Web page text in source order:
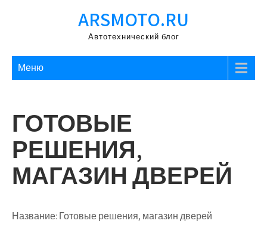
ARSMOTO.RU
Автотехнический блог
Меню
ГОТОВЫЕ
РЕШЕНИЯ,
МАГАЗИН ДВЕРЕЙ
Название: Готовые решения, магазин дверей